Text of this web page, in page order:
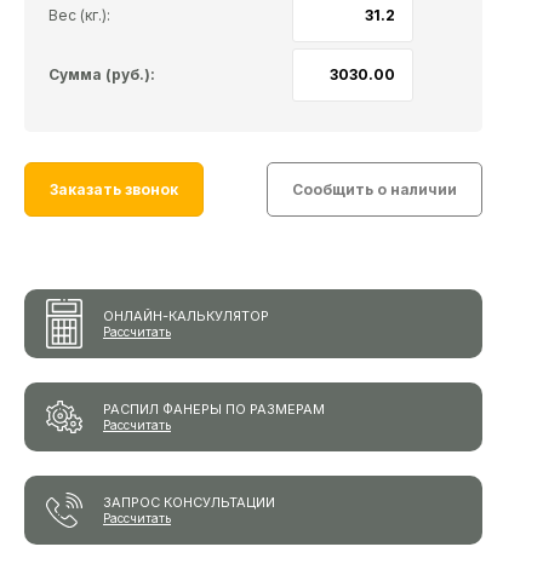
Вес (кг.):
Сумма (руб.):
Заказать звонок Сообщить о наличии
ОНЛАЙН-КАЛЬКУЛЯТОР
Рассчитать
РАСПИЛ ФАНЕРЫ ПО РАЗМЕРАМ
Рассчитать
ЗАПРОС КОНСУЛЬТАЦИИ
Рассчитать